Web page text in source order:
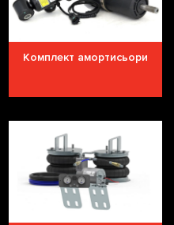
Комплект амортисьори